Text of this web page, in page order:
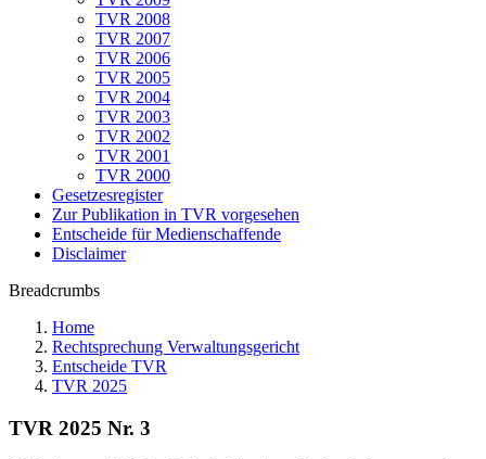
TVR 2008
TVR 2007
TVR 2006
TVR 2005
TVR 2004
TVR 2003
TVR 2002
TVR 2001
TVR 2000
Gesetzesregister
Zur Publikation in TVR vorgesehen
Entscheide für Medienschaffende
Disclaimer
Breadcrumbs
Home
Rechtsprechung Verwaltungsgericht
Entscheide TVR
TVR 2025
TVR 2025 Nr. 3